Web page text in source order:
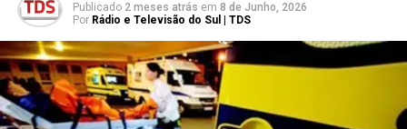
Publicado 2 meses atrás em 8 de Junho, 2026
Por Rádio e Televisão do Sul | TDS